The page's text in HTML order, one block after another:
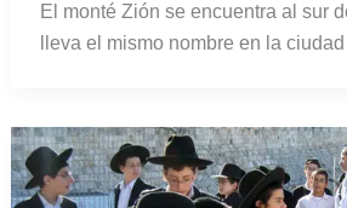
El monté Zión se encuentra al sur
lleva el mismo nombre en la